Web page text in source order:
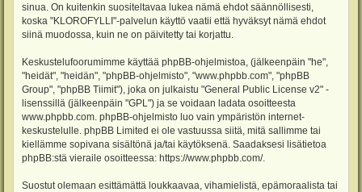
sinua. On kuitenkin suositeltavaa lukea nämä ehdot säännöllisesti,
koska "KLOROFYLLI"-palvelun käyttö vaatii että hyväksyt nämä ehdot
siinä muodossa, kuin ne on päivitetty tai korjattu.
Keskustelufoorumimme käyttää phpBB-ohjelmistoa, (jälkeenpäin "he",
"heidät", "heidän", "phpBB-ohjelmisto", "www.phpbb.com", "phpBB
Group", "phpBB Tiimit"), joka on julkaistu "General Public License v2" -
lisenssillä (jälkeenpäin "GPL") ja se voidaan ladata osoitteesta
www.phpbb.com . phpBB-ohjelmisto luo vain ympäristön internet-
keskustelulle. phpBB Limited ei ole vastuussa siitä, mitä sallimme tai
kiellämme sopivana sisältönä ja/tai käytöksenä. Saadaksesi lisätietoa
phpBB:stä vieraile osoitteessa: https://www.phpbb.com/.
Suostut olemaan esittämättä loukkaavaa, vihamielistä, epämoraalista tai